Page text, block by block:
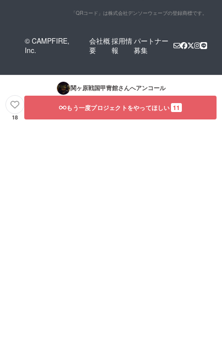
「QRコード」は株式会社デンソーウェーブの登録商標です。
© CAMPFIRE,
Inc.
会社概
要
採用情
報
パートナー
募集
関ヶ原戦国甲冑館さんへアンコール
18
もう一度プロジェクトをやってほしい 11